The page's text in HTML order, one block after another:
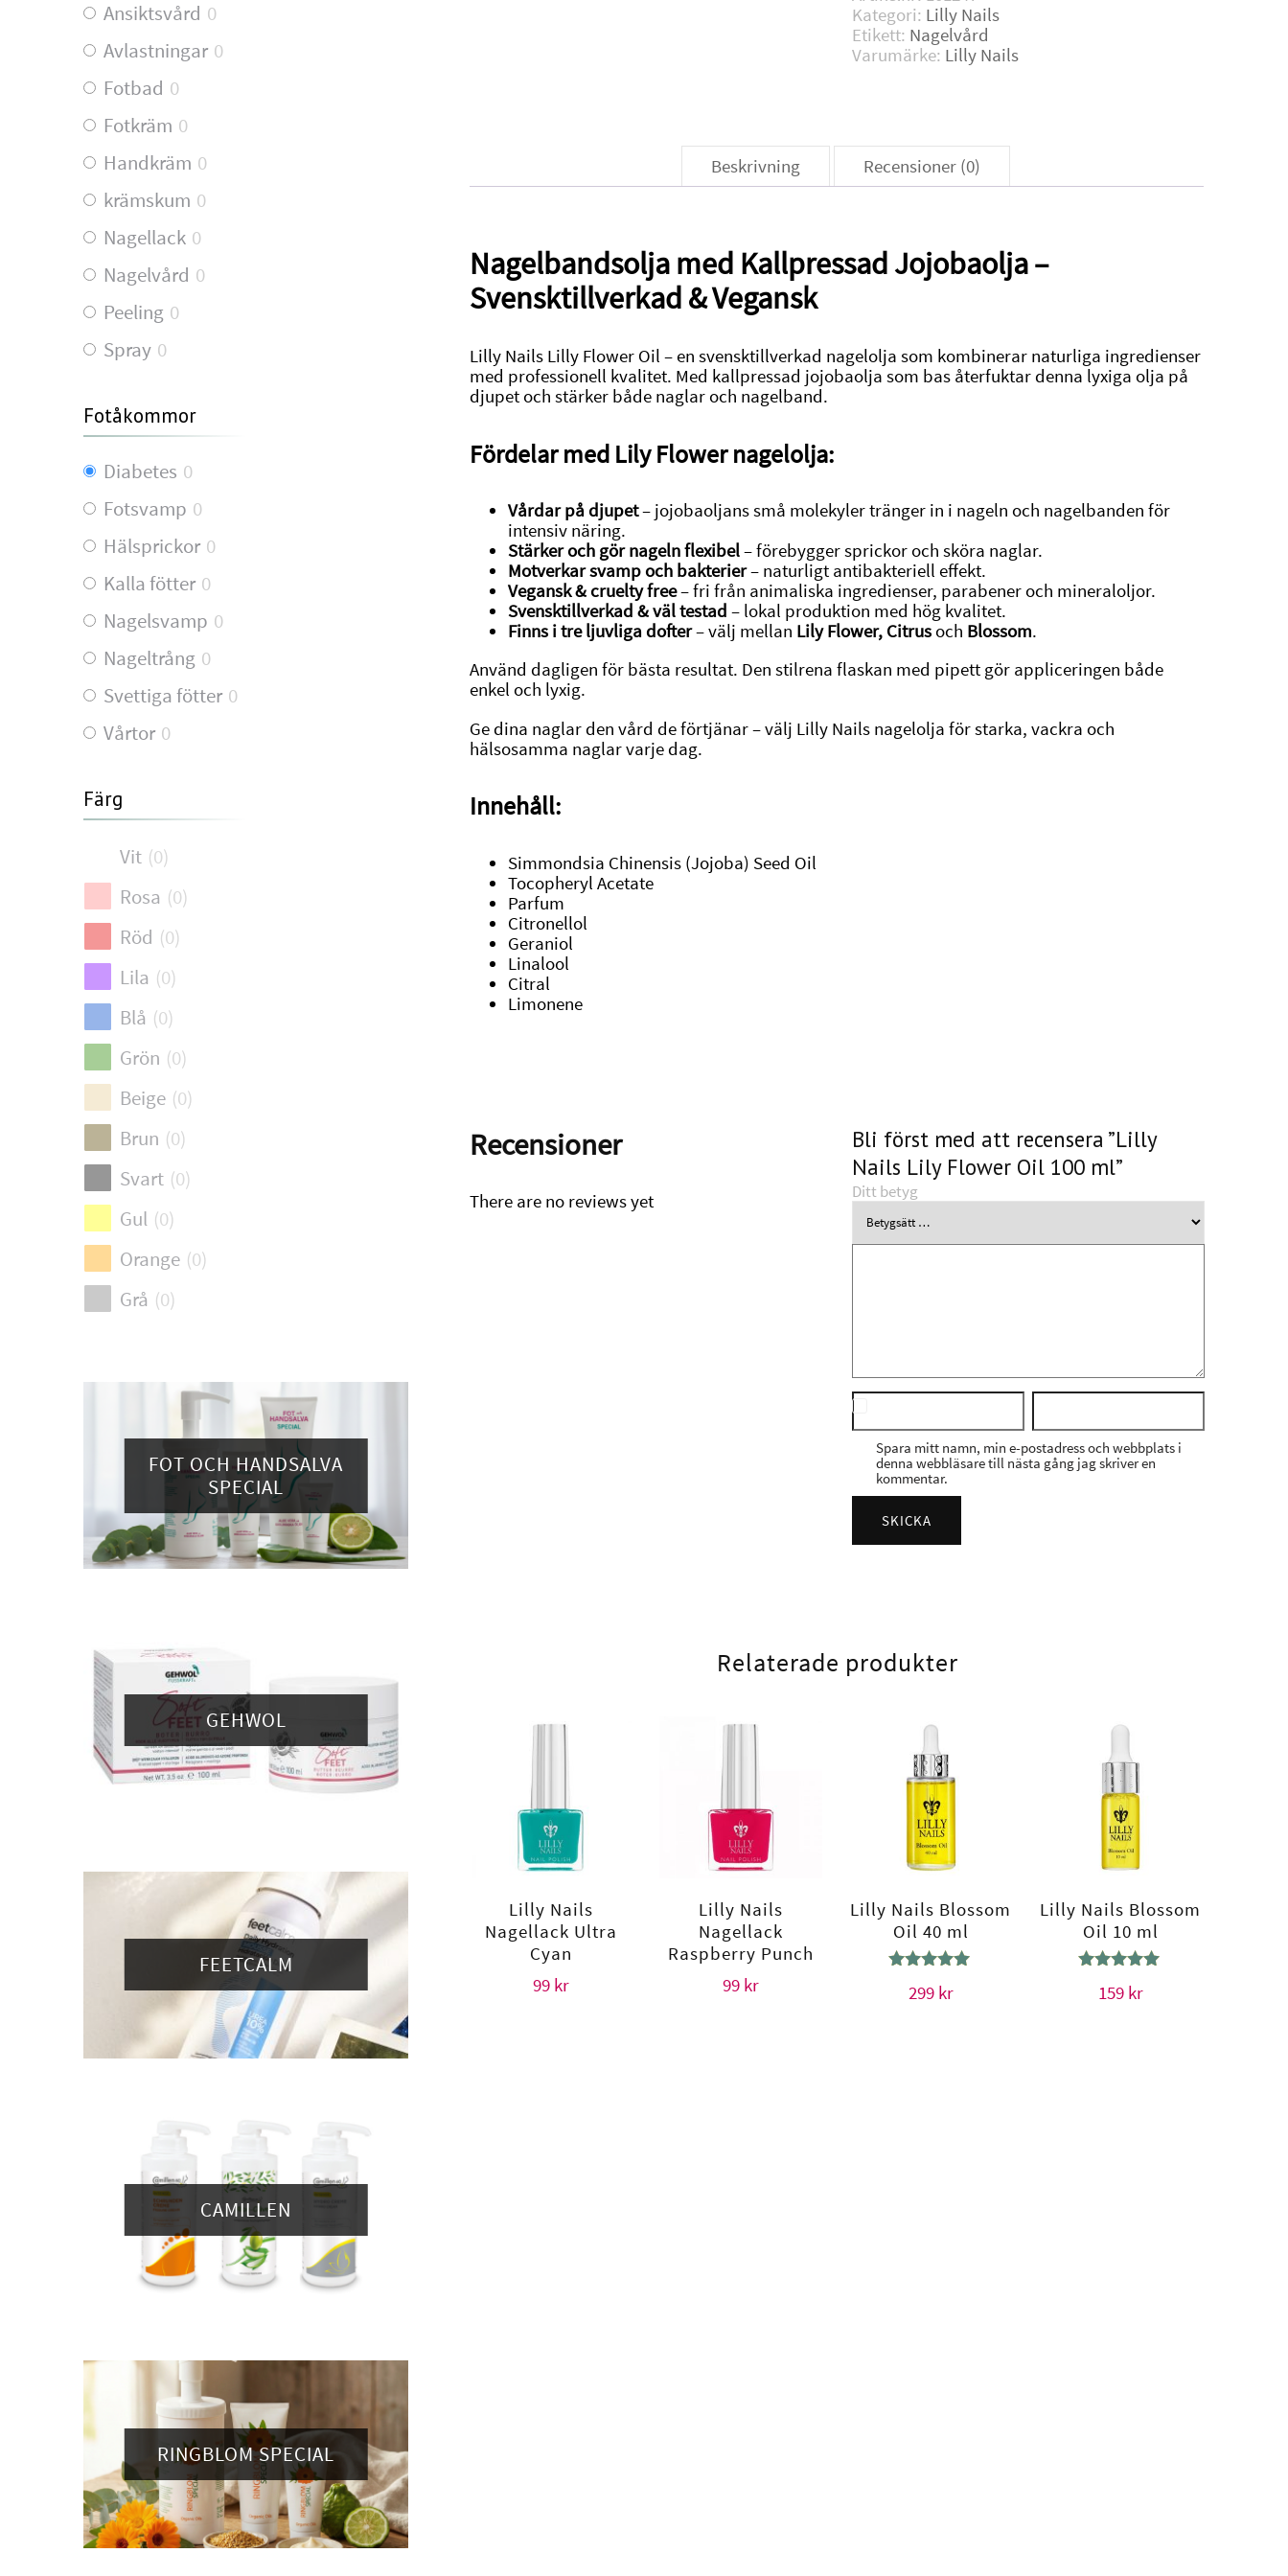
Kategori: Lilly Nails
Etikett: Nagelvård
Varumärke: Lilly Nails
Beskrivning Recensioner (0)
Nagelbandsolja med Kallpressad Jojobaolja –
Svensktillverkad & Vegansk
Lilly Nails Lilly Flower Oil – en svensktillverkad nagelolja som kombinerar naturliga ingredienser
med professionell kvalitet. Med kallpressad jojobaolja som bas återfuktar denna lyxiga olja på
djupet och stärker både naglar och nagelband.
Fördelar med Lily Flower nagelolja:
Vårdar på djupet– jojobaoljans små molekyler tränger in i nageln och nagelbanden för
intensiv näring.
Stärker och gör nageln flexibel– förebygger sprickor och sköra naglar.
Motverkar svamp och bakterier– naturligt antibakteriell effekt.
Vegansk & cruelty free– fri från animaliska ingredienser, parabener och mineraloljor.
Svensktillverkad & väl testad – lokal produktion med hög kvalitet.
Finns i tre ljuvliga dofter– välj mellan Lily Flower, Citrusoch Blossom.
Använd dagligen för bästa resultat. Den stilrena flaskan med pipett gör appliceringen både
enkel och lyxig.
Ge dina naglar den vård de förtjänar – välj Lilly Nails nagelolja för starka, vackra och
hälsosamma naglar varje dag.
Innehåll:
Simmondsia Chinensis (Jojoba) Seed Oil
Tocopheryl Acetate
Parfum
Citronellol
Geraniol
Linalool
Citral
Limonene
Recensioner
There are no reviews yet
Bli först med att recensera ”Lilly
Nails Lily Flower Oil 100 ml”
Ditt betyg
Spara mitt namn, min e-postadress och webbplats i
denna webbläsare till nästa gång jag skriver en
kommentar.
Relaterade produkter
Lilly Nails
Nagellack Ultra
Cyan
99 kr
Lilly Nails
Nagellack
Raspberry Punch
99 kr
Lilly Nails Blossom
Oil 40 ml
5.00
299 kr
Lilly Nails Blossom
Oil 10 ml
5.00
159 kr
Ansiktsvård 0
Avlastningar 0
Fotbad 0
Fotkräm 0
Handkräm 0
krämskum 0
Nagellack 0
Nagelvård 0
Peeling 0
Spray 0
Fotåkommor
Diabetes 0
Fotsvamp 0
Hälsprickor 0
Kalla fötter 0
Nagelsvamp 0
Nageltrång 0
Svettiga fötter 0
Vårtor 0
Färg
Vit (0)
Rosa (0)
Röd (0)
Lila (0)
Blå (0)
Grön (0)
Beige (0)
Brun (0)
Svart (0)
Gul (0)
Orange (0)
Grå (0)
FOT OCH HANDSALVA
SPECIAL
GEHWOL
FEETCALM
CAMILLEN
RINGBLOM SPECIAL